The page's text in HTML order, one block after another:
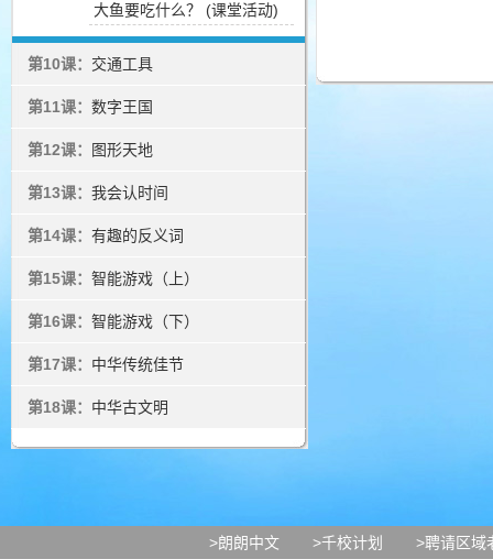
大鱼要吃什么？ (课堂活动)
第10课： 交通工具
第11课： 数字王国
第12课： 图形天地
第13课： 我会认时间
第14课： 有趣的反义词
第15课： 智能游戏（上）
第16课： 智能游戏（下）
第17课： 中华传统佳节
第18课： 中华古文明
>朗朗中文 >千校计划 >聘请区域